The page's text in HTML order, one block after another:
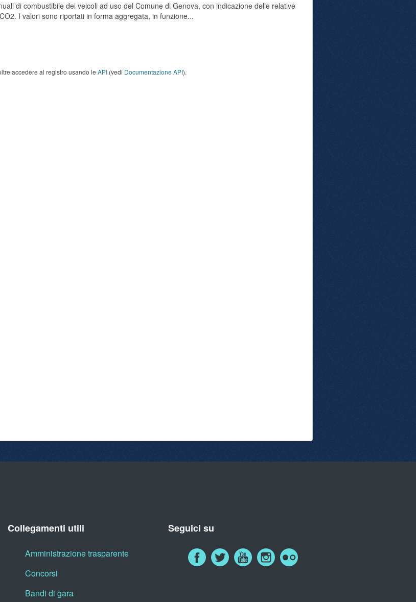
di combustibile dei veicoli ad uso del Comune di Genova, con indicazione delle relative
I valori sono riportati in forma aggregata, in funzione...
accedere al registro usando le API (vedi Documentazione API).
Collegamenti utili
Amministrazione trasparente
Concorsi
Bandi di gara
Seguici su